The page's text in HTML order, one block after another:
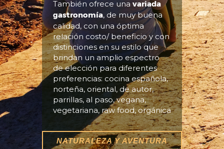
También ofrece una variada
gastronomía, de muy buena
calidad, con una óptima
relación costo/ beneficio y con
distinciones en su estilo que
brindan un amplio espectro
de elección para diferentes
preferencias: cocina española,
norteña, oriental, de autor,
parrillas, al paso, vegana,
vegetariana, raw food, orgánica
NATURALEZA Y AVENTURA